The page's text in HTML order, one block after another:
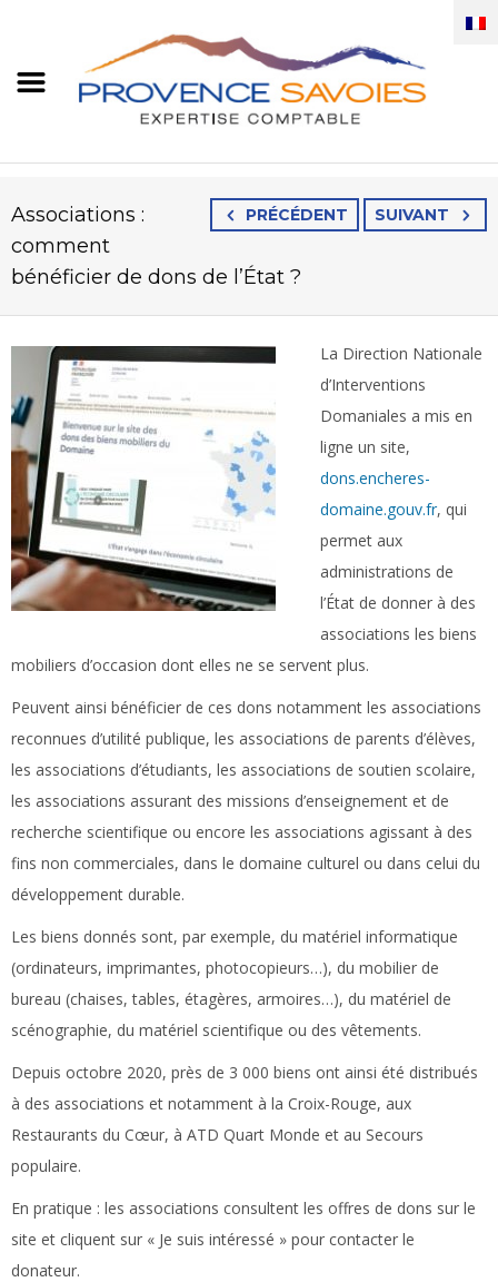
PRÉCÉDENT SUIVANT
Associations :
comment
bénéficier de dons de l’État ?
La Direction Nationale
d’Interventions
Domaniales a mis en
ligne un site,
dons.encheres-
domaine.gouv.fr, qui
permet aux
administrations de
l’État de donner à des
associations les biens
mobiliers d’occasion dont elles ne se servent plus.
Peuvent ainsi bénéficier de ces dons notamment les associations
reconnues d’utilité publique, les associations de parents d’élèves,
les associations d’étudiants, les associations de soutien scolaire,
les associations assurant des missions d’enseignement et de
recherche scientifique ou encore les associations agissant à des
fins non commerciales, dans le domaine culturel ou dans celui du
développement durable.
Les biens donnés sont, par exemple, du matériel informatique
(ordinateurs, imprimantes, photocopieurs…), du mobilier de
bureau (chaises, tables, étagères, armoires…), du matériel de
scénographie, du matériel scientifique ou des vêtements.
Depuis octobre 2020, près de 3 000 biens ont ainsi été distribués
à des associations et notamment à la Croix-Rouge, aux
Restaurants du Cœur, à ATD Quart Monde et au Secours
populaire.
En pratique : les associations consultent les offres de dons sur le
site et cliquent sur « Je suis intéressé » pour contacter le
donateur.